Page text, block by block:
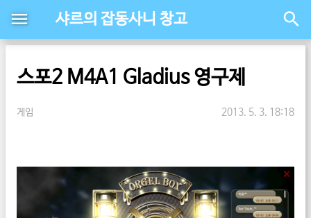
샤르의 잡동사니 창고
스포2 M4A1 Gladius 영구제
게임 2013. 5. 3. 18:18